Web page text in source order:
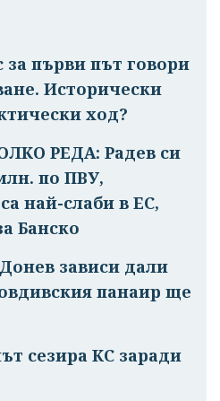
за първи път говори
Исторически
ход?
РЕДА: Радев си
по ПВУ,
най-слаби в ЕС,
Банско
зависи дали
панаир ще
сезира КС заради